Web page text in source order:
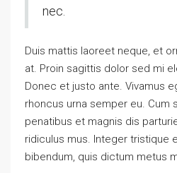
nec.
Duis mattis laoreet neque, et
at. Proin sagittis dolor sed mi
Donec et justo ante. Vivamus
rhoncus urna semper eu. Cum
penatibus et magnis dis
ridiculus mus. Integer tristique
bibendum, quis dictum metus